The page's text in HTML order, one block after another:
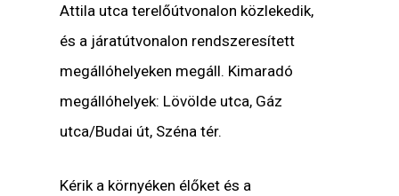
Attila utca terelőútvonalon közlekedik,
és a járatútvonalon rendszeresített
megállóhelyeken megáll. Kimaradó
megállóhelyek: Lövölde utca, Gáz
utca/Budai út, Széna tér.
Kérik a környéken élőket és a